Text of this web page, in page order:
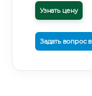
Узнать цену
Задать вопрос